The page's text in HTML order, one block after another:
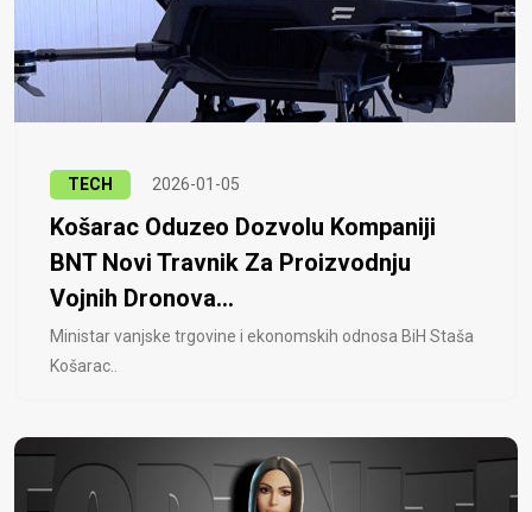
TECH 2026-01-05
Košarac Oduzeo Dozvolu Kompaniji
BNT Novi Travnik Za Proizvodnju
Vojnih Dronova...
Ministar vanjske trgovine i ekonomskih odnosa BiH Staša
Košarac..